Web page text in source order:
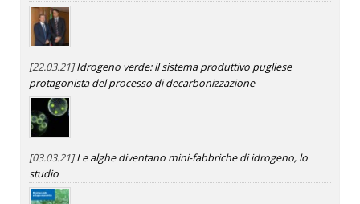
[22.03.21]Idrogeno verde: il sistema produttivo pugliese
protagonista del processo di decarbonizzazione
[03.03.21]Le alghe diventano mini-fabbriche di idrogeno, lo
studio